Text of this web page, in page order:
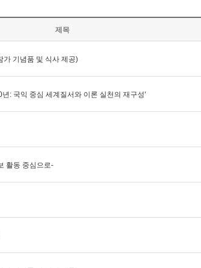
제목
가 기념품 및 식사 제공)
: 국익 중심 세계질서와 이론 실천의 재구성'
활동 중심으로-